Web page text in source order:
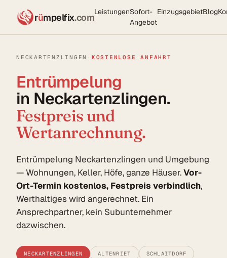
rümpelfix.comLeistungenSofort-
Angebot
EinzugsgebietBlog
NECKARTENZLINGEN · KOSTENLOSE ANFAHRT
Entrümpelung
in Neckartenzlingen.
Festpreis und
Wertanrechnung.
Entrümpelung Neckartenzlingen und Umgebung
— Wohnungen, Keller, Höfe, ganze Häuser.Vor-
Ort-Termin kostenlos, Festpreis verbindlich,
Werthaltiges wird angerechnet. Ein
Ansprechpartner, kein Subunternehmer
dazwischen.
NECKARTENZLINGEN ALTENRIET SCHLAITDORF